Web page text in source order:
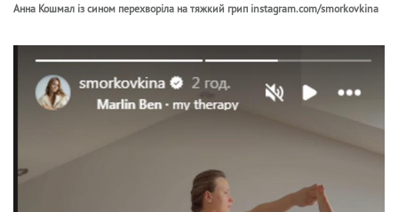
Анна Кошмал із сином перехворіла на тяжкий грип instagram.com/smorkovkina